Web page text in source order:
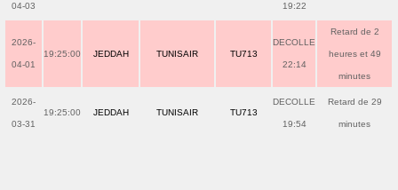
04-03 19:22
2026-
04-01
19:25:00 JEDDAH TUNISAIR TU713
DECOLLE
22:14
Retard de 2
heures et 49
minutes
2026-
03-31
19:25:00 JEDDAH TUNISAIR TU713
DECOLLE
19:54
Retard de 29
minutes